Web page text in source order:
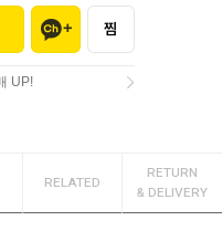
UP!
RELATED
RETURN
& DELIVERY